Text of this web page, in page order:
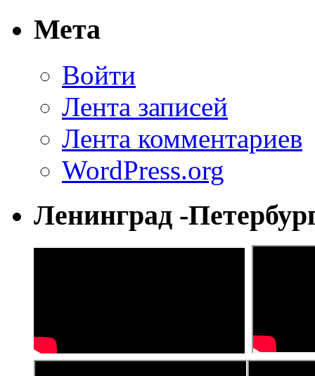
Мета
Войти
Лента записей
Лента комментариев
WordPress.org
Ленинград -